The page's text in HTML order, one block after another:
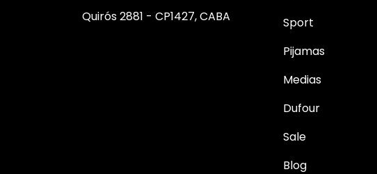
Quirós 2881 - CP1427, CABA
Sport
Pijamas
Medias
Dufour
Sale
Blog